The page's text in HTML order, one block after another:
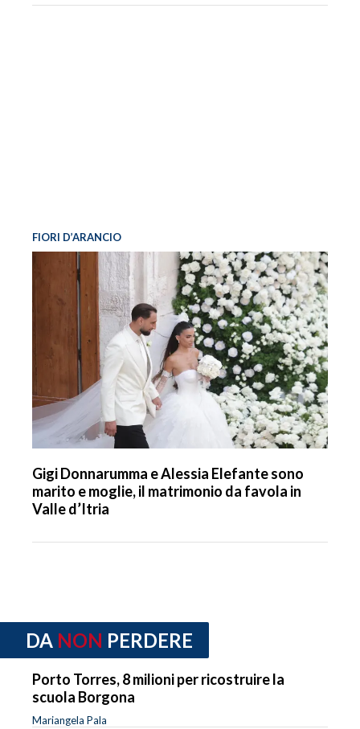
FIORI D’ARANCIO
Gigi Donnarumma e Alessia Elefante sono
marito e moglie, il matrimonio da favola in
Valle d’Itria
DA NON PERDERE
Porto Torres, 8 milioni per ricostruire la
scuola Borgona
Mariangela Pala